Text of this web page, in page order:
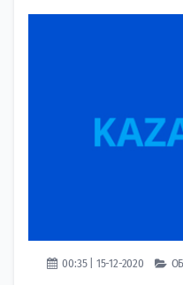
00:35 | 15-12-2020